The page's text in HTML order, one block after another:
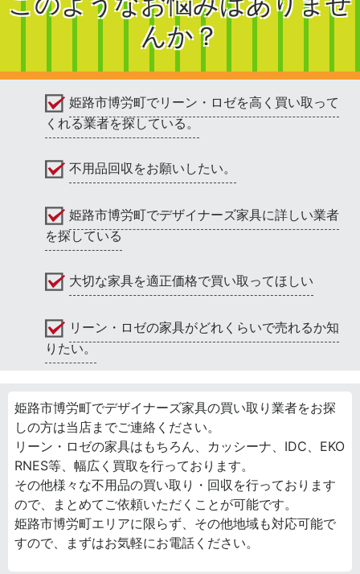
んか？
姫路市博労町でリーン・ロゼを高く買い取って
くれる業者を探している。
不用品回収をお願いしたい。
姫路市博労町でデザイナーズ家具に詳しい業者
を探している
大切な家具を適正価格で買い取ってほしい
リーン・ロゼの家具がどれくらいで売れるか知
りたい。
姫路市博労町でデザイナーズ家具の買い取り業者をお探
しの方は当店までご連絡ください。
リーン・ロゼの家具はもちろん、カッシーナ、IDC、EKO
RNES等、幅広く買取を行っております。
その他様々な不用品の買い取り・回収を行っております
ので、まとめてご依頼いただくことが可能です。
姫路市博労町エリアに限らず、その他地域も対応可能で
すので、まずはお気軽にお電話ください。